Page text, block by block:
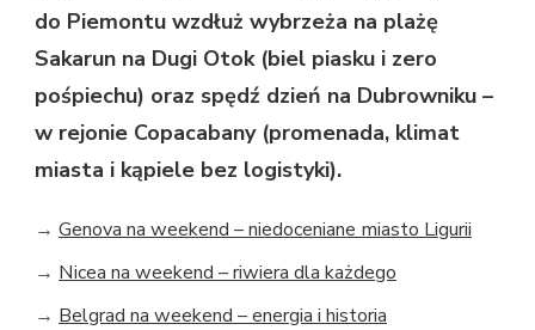
do Piemontu wzdłuż wybrzeża na plażę
Sakarun na Dugi Otok (biel piasku i zero
pośpiechu) oraz spędź dzień na Dubrowniku –
w rejonie Copacabany (promenada, klimat
miasta i kąpiele bez logistyki).
→ Genova na weekend – niedoceniane miasto Ligurii
→ Nicea na weekend – riwiera dla każdego
→ Belgrad na weekend – energia i historia